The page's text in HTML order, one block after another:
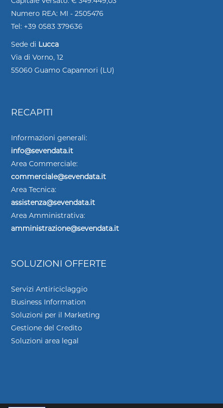
Numero REA: MI - 2505476
Tel: +39 0583 379636
Sede di Lucca
Via di Vorno, 12
55060 Guamo Capannori (LU)
RECAPITI
Informazioni generali:
info@sevendata.it
Area Commerciale:
commerciale@sevendata.it
Area Tecnica:
assistenza@sevendata.it
Area Amministrativa:
amministrazione@sevendata.it
SOLUZIONI OFFERTE
Servizi Antiriciclaggio
Business Information
Soluzioni per il Marketing
Gestione del Credito
Soluzioni area legal